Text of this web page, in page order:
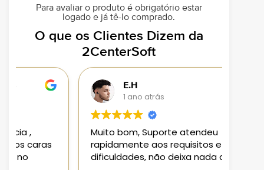
Para avaliar o produto é obrigatório estar
logado e já tê-lo comprado.
O que os Clientes Dizem da
2CenterSoft
1 ano atrás
Muito bom, Suporte atendeu
rapidamente aos requisitos e
dificuldades, não deixa nada a desejar